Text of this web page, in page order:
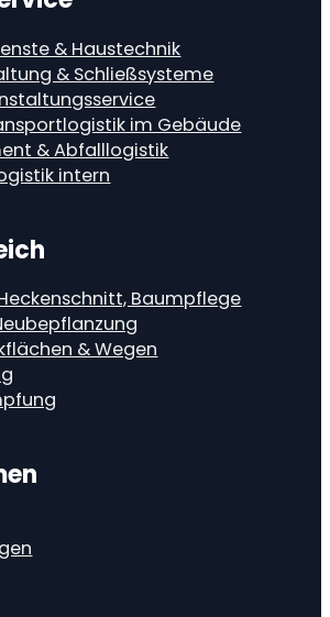
& Haustechnik
& Schließsysteme
im Gebäude
& Abfalllogistik
intern
Baumpflege
& Wegen